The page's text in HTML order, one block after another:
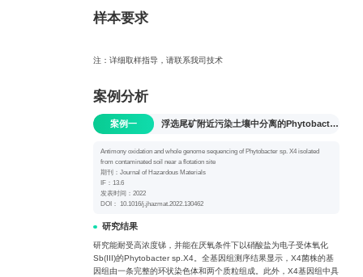
样本要求
注：详细取样指导，请联系我司技术
案例分析
案例一 浮选尾矿附近污染土壤中分离的Phytobacter sp. X4的锑氧化和全基因组测序
Antimony oxidation and whole genome sequencing of Phytobacter sp. X4 isolated
from contaminated soil near a flotation site
期刊：Journal of Hazardous Materials
IF：13.6
发表时间：2022
DOI： 10.1016/j.jhazmat.2022.130462
研究结果
研究能耐受高浓度锑，并能在厌氧条件下以硝酸盐为电子受体氧化
Sb(III)的Phytobacter sp.X4。全基因组测序结果显示，X4菌株的基
因组由一条完整的环状染色体和两个质粒组成。此外，X4基因组中具